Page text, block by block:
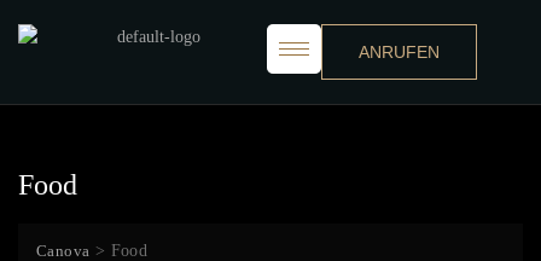
ANRUFEN
Food
Canova > Food